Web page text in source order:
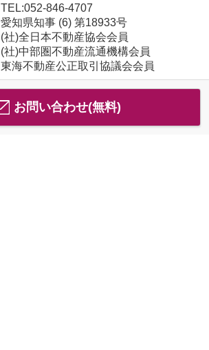
TEL:052-846-4707
愛知県知事 (6) 第18933号
(社)全日本不動産協会会員
(社)中部圏不動産流通機構会員
東海不動産公正取引協議会会員
お問い合わせ(無料)